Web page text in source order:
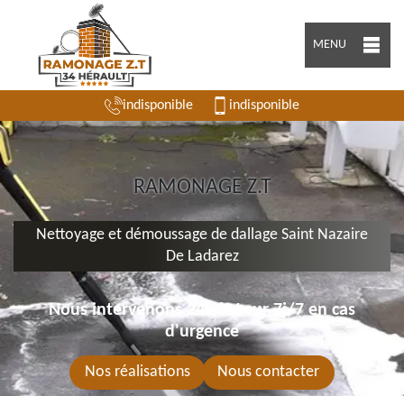
MENU
indisponible indisponible
RAMONAGE Z.T
Nettoyage et démoussage de dallage Saint Nazaire
De Ladarez
Nous intervenons 24h/24 sur 7j/7 en cas
d'urgence
Nos réalisations Nous contacter